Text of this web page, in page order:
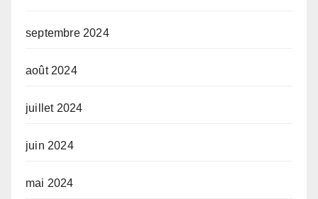
septembre 2024
août 2024
juillet 2024
juin 2024
mai 2024